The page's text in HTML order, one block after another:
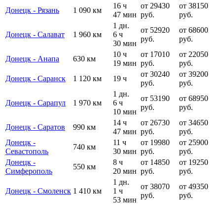
Донецк - Рязань
1 090 км
16 ч
47 мин
от 29430
руб.
от 38150
руб.
Донецк - Салават 1 960 км
1 дн.
6 ч
30 мин
от 52920
руб.
от 68600
руб.
Донецк - Анапа 630 км
10 ч
19 мин
от 17010
руб.
от 22050
руб.
Донецк - Саранск
1 120 км 19 ч
от 30240
руб.
от 39200
руб.
Донецк - Сарапул 1 970 км
1 дн.
6 ч
10 мин
от 53190
руб.
от 68950
руб.
Донецк - Саратов 990 км
14 ч
47 мин
от 26730
руб.
от 34650
руб.
Донецк -
Севастополь
740 км
11 ч
30 мин
от 19980
руб.
от 25900
руб.
Донецк -
Симферополь
550 км
8 ч
20 мин
от 14850
руб.
от 19250
руб.
Донецк - Смоленск 1 410 км
1 дн.
1 ч
53 мин
от 38070
руб.
от 49350
руб.